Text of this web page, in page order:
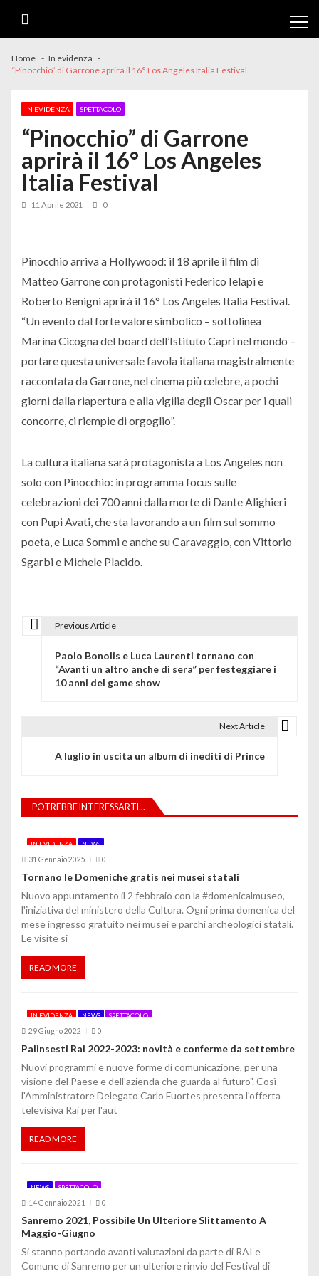
Home
In evidenza
“Pinocchio” di Garrone aprirà il 16° Los Angeles Italia Festival
IN EVIDENZA SPETTACOLO
“Pinocchio” di Garrone
aprirà il 16° Los Angeles
Italia Festival
11 Aprile 2021 0
Pinocchio arriva a Hollywood: il 18 aprile il film di
Matteo Garrone con protagonisti Federico Ielapi e
Roberto Benigni aprirà il 16° Los Angeles Italia Festival.
“Un evento dal forte valore simbolico – sottolinea
Marina Cicogna del board dell’Istituto Capri nel mondo –
portare questa universale favola italiana magistralmente
raccontata da Garrone, nel cinema più celebre, a pochi
giorni dalla riapertura e alla vigilia degli Oscar per i quali
concorre, ci riempie di orgoglio”.
La cultura italiana sarà protagonista a Los Angeles non
solo con Pinocchio: in programma focus sulle
celebrazioni dei 700 anni dalla morte di Dante Alighieri
con Pupi Avati, che sta lavorando a un film sul sommo
poeta, e Luca Sommi e anche su Caravaggio, con Vittorio
Sgarbi e Michele Placido.
i
o
n
e
a
r
c
o
l
i
Previous Article
Paolo Bonolis e Luca Laurenti tornano con
“Avanti un altro anche di sera” per festeggiare i
10 anni del game show
Next Article
A luglio in uscita un album di inediti di Prince
POTREBBE INTERESSARTI...
IN EVIDENZA NEWS
31 Gennaio 2025 0
Tornano le Domeniche gratis nei musei statali
Nuovo appuntamento il 2 febbraio con la #domenicalmuseo,
l'iniziativa del ministero della Cultura. Ogni prima domenica del
mese ingresso gratuito nei musei e parchi archeologici statali.
Le visite si
READ MORE
IN EVIDENZA NEWS SPETTACOLO
29 Giugno 2022 0
Palinsesti Rai 2022-2023: novità e conferme da settembre
Nuovi programmi e nuove forme di comunicazione, per una
visione del Paese e dell'azienda che guarda al futuro". Così
l'Amministratore Delegato Carlo Fuortes presenta l'offerta
televisiva Rai per l'aut
READ MORE
NEWS SPETTACOLO
14 Gennaio 2021 0
Sanremo 2021, Possibile Un Ulteriore Slittamento A
Maggio-Giugno
Si stanno portando avanti valutazioni da parte di RAI e
Comune di Sanremo per un ulteriore rinvio del Festival di